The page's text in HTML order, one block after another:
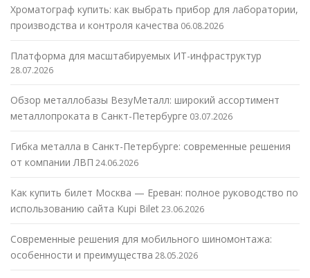
Хроматограф купить: как выбрать прибор для лаборатории,
производства и контроля качества 06.08.2026
Платформа для масштабируемых ИТ-инфраструктур
28.07.2026
Обзор металлобазы ВезуМеталл: широкий ассортимент
металлопроката в Санкт-Петербурге 03.07.2026
Гибка металла в Санкт-Петербурге: современные решения
от компании ЛВП 24.06.2026
Как купить билет Москва — Ереван: полное руководство по
использованию сайта Kupi Bilet23.06.2026
Современные решения для мобильного шиномонтажа:
особенности и преимущества 28.05.2026